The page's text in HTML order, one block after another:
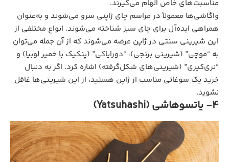
مناسبت‌های خاص الهام می‌گیرند.
واگاشی‌ها معمولاً در مراسم چای ژاپنی سرو می‌شوند و به‌عنوان
همراهی ایده‌آل برای چای سبز شناخته می‌شوند. انواع مختلفی از
این شیرینی سنتی در ژاپن عرضه می‌شوند که از آن جمله می‌توان
به “موچی” (شیرینی برنجی)، “دورایاکی” (پنکیک با خمیر لوبیا) و
“نری‌کیری” (شیرینی‌های شکل‌گرفته) اشاره کرد. اگر به دنبال
خرید یک سوغاتی مناسب از ژاپن هستید، از این شیرینی‌ها غافل
نشوید.
4- یاتسوهاشی (Yatsuhashi)